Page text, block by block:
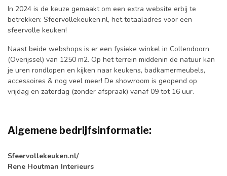
In 2024 is de keuze gemaakt om een extra website erbij te
betrekken: Sfeervollekeuken.nl, het totaaladres voor een
sfeervolle keuken!
Naast beide webshops is er een fysieke winkel in Collendoorn
(Overijssel) van 1250 m2. Op het terrein middenin de natuur kan
je uren rondlopen en kijken naar keukens, badkamermeubels,
accessoires & nog veel meer! De showroom is geopend op
vrijdag en zaterdag (zonder afspraak) vanaf 09 tot 16 uur.
Algemene bedrijfsinformatie:
Sfeervollekeuken.nl/
Rene Houtman Interieurs